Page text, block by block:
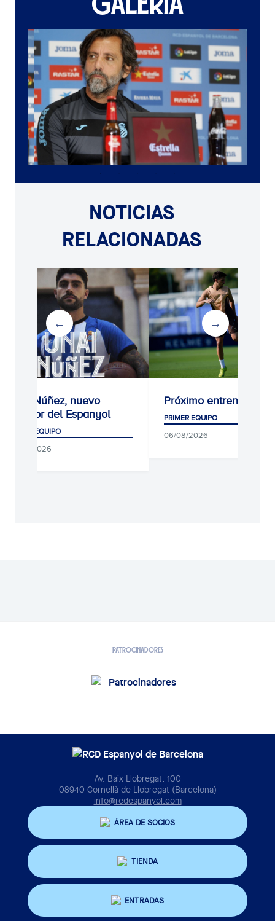
NOTICIAS
RELACIONADAS
Núñez, nuevo
del Espanyol
EQUIPO
08/2026
Próximo entrenamiento
PRIMER EQUIPO
06/08/2026
PATROCINADORES
Av. Baix Llobregat, 100
08940 Cornellà de Llobregat (Barcelona)
info@rcdespanyol.com
ÁREA DE SOCIOS
TIENDA
ENTRADAS